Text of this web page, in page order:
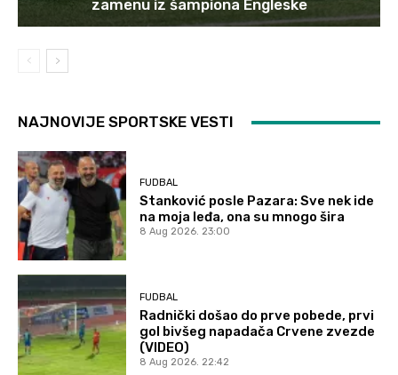
zamenu iz šampiona Engleske
NAJNOVIJE SPORTSKE VESTI
FUDBAL
Stanković posle Pazara: Sve nek ide
na moja leđa, ona su mnogo šira
8 Aug 2026. 23:00
FUDBAL
Radnički došao do prve pobede, prvi
gol bivšeg napadača Crvene zvezde
(VIDEO)
8 Aug 2026. 22:42